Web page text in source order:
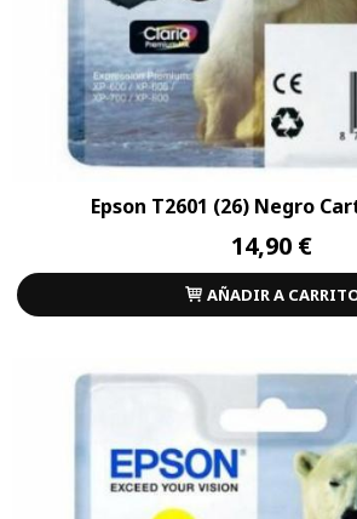
Epson T2601 (26) Negro
14,90 €
AÑADIR A